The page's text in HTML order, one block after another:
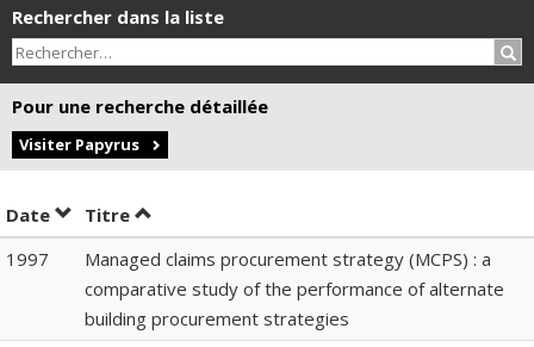
Rechercher dans la liste
Pour une recherche détaillée
Visiter Papyrus
Date Trier par date en ordre croissant
Titre Trier par titre en ordre croissant
1997
Managed claims procurement strategy (MCPS) : a
comparative study of the performance of alternate
building procurement strategies